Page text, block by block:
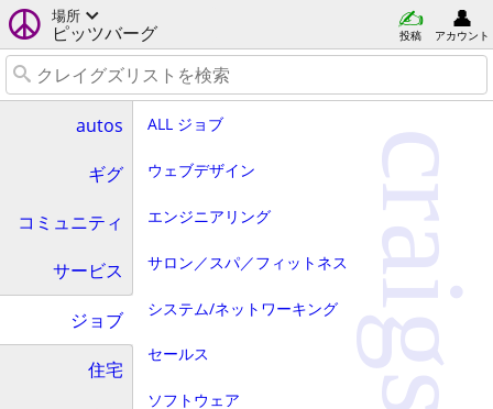
場所
ピッツバーグ 投稿 アカウント
autos
ギグ
コミュニティ
サービス
ジョブ
住宅
ALL ジョブ
ウェブデザイン
エンジニアリング
サロン／スパ／フィットネス
システム/ネットワーキング
セールス
ソフトウェア